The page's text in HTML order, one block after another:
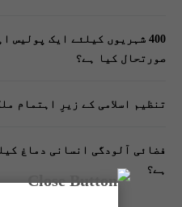
400 شہریوں کیلئے ایک پولیس
صورتحال کیا ہے؟
تنظیم اسلامی کے زیرِ اہتمام
فضائی آلودگی انسانی دماغ
ہے؟